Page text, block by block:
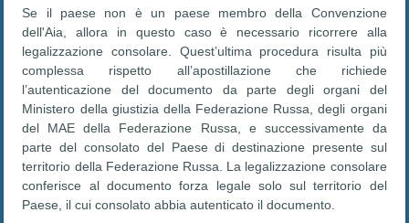
Se il paese non è un paese membro della Convenzione
dell'Aia, allora in questo caso è necessario ricorrere alla
legalizzazione consolare. Quest’ultima procedura risulta più
complessa rispetto all’apostillazione che richiede
l’autenticazione del documento da parte degli organi del
Ministero della giustizia della Federazione Russa, degli organi
del MAE della Federazione Russa, e successivamente da
parte del consolato del Paese di destinazione presente sul
territorio della Federazione Russa. La legalizzazione consolare
conferisce al documento forza legale solo sul territorio del
Paese, il cui consolato abbia autenticato il documento.